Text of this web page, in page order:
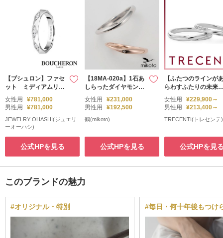
【ブシュロン】ファセ
ット ミディアムリン
グ ハーフパヴェ
女性用
¥781,000
男性用
¥781,000
JEWELRY OHASHI(ジュエリ
ーオーハシ)
公式HPを見る
【18MA-020a】1石あ
しらったダイヤモンド
がチャーミングなU字
ウェーブの結婚指輪
女性用
¥231,000
男性用
¥192,500
鶴(mikoto)
公式HPを見る
【ふたつのラインが
らわすふたりの未来
ドルチェ(EN-AMS EN
-ALS)
女性用
¥229,900～
男性用
¥213,400～
TRECENTI(トレセンテ)
公式HPを見
このブランドの魅力
#オリジナル・特別 #毎日・何十年後もつけ